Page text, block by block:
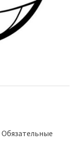
Обязательные